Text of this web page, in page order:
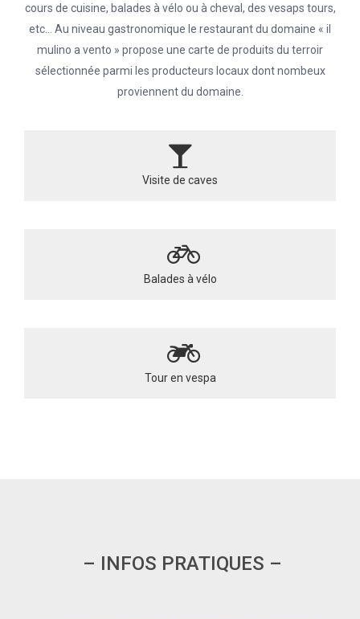
cours de cuisine, balades à vélo ou à cheval, des vesaps tours,
etc… Au niveau gastronomique le restaurant du domaine « il
mulino a vento » propose une carte de produits du terroir
sélectionnée parmi les producteurs locaux dont nombeux
proviennent du domaine.
Visite de caves
Balades à vélo
Tour en vespa
– INFOS PRATIQUES –